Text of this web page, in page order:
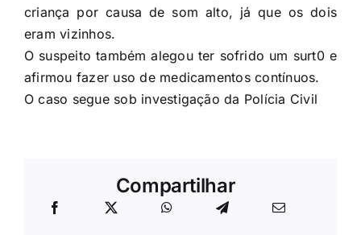
criança por causa de som alto, já que os dois
eram vizinhos.
O suspeito também alegou ter sofrido um surt0 e
afirmou fazer uso de medicamentos contínuos.
O caso segue sob investigação da Polícia Civil
Compartilhar